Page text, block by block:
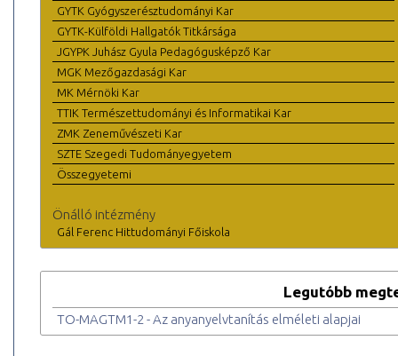
GYTK Gyógyszerésztudományi Kar
GYTK-Külföldi Hallgatók Titkársága
JGYPK Juhász Gyula Pedagógusképző Kar
MGK Mezőgazdasági Kar
MK Mérnöki Kar
TTIK Természettudományi és Informatikai Kar
ZMK Zeneművészeti Kar
SZTE Szegedi Tudományegyetem
Összegyetemi
Önálló intézmény
Gál Ferenc Hittudományi Főiskola
Legutóbb
TO-MAGTM1-2 - Az anyanyelvtanítás elméleti alapjai